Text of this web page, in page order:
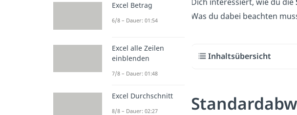
Was du dabei beachten
Inhaltsübersicht
Excel Betrag
6/8 – Dauer: 01:54
Excel alle Zeilen
einblenden
7/8 – Dauer: 01:48
Excel Durchschnitt
8/8 – Dauer: 02:27